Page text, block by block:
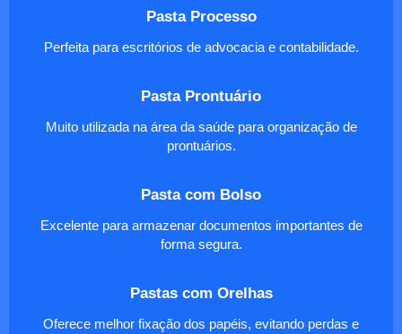
Pasta Processo
Perfeita para escritórios de advocacia e contabilidade.
Pasta Prontuário
Muito utilizada na área da saúde para organização de
prontuários.
Pasta com Bolso
Excelente para armazenar documentos importantes de
forma segura.
Pastas com Orelhas
Oferece melhor fixação dos papéis, evitando perdas e